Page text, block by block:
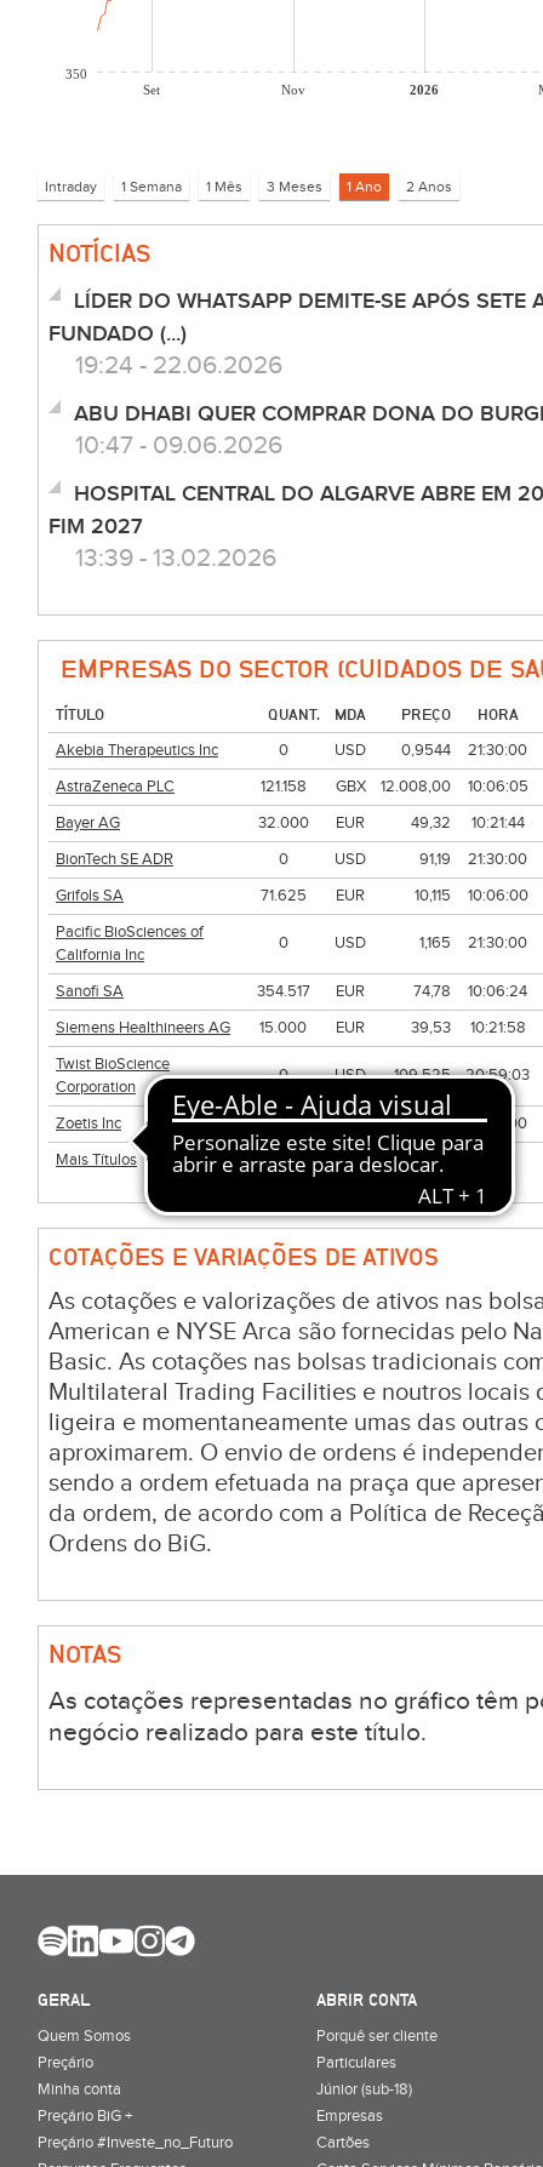
Set Nov 2026
350
NOTÍCIAS
LÍDER DO WHATSAPP DEMITE-SE APÓS SETE
FUNDADO (...)
19:24 - 22.06.2026
ABU DHABI QUER COMPRAR DONA DO
10:47 - 09.06.2026
HOSPITAL CENTRAL DO ALGARVE ABRE EM
FIM 2027
13:39 - 13.02.2026
EMPRESAS DO SECTOR (CUIDADOS DE
TÍTULO QUANT. MDA PREÇO
HORA
Akebia Therapeutics Inc
0 USD 0,9544
21:30:00
AstraZeneca PLC
121.158 GBX 12.008,00
10:06:05
Bayer AG
32.000 EUR 49,32
10:21:44
BionTech SE ADR
0 USD 91,19
21:30:00
Grifols SA
71.625 EUR 10,115
10:06:00
Pacific BioSciences of
California Inc
0 USD 1,165 21:30:00
Sanofi SA 354.517 EUR 74,78
10:06:24
Siemens Healthineers AG
15.000 EUR 39,53
10:21:58
Twist BioScience
Corporation
0 USD 109,525 20:59:03
Zoetis Inc 9.829.907 USD 77,27
01:04:00
Mais Títulos
COTAÇÕES E VARIAÇÕES DE ATIVOS
As cotações e valorizações de ativos nas
American e NYSE Arca são fornecidas pelo
Basic. As cotações nas bolsas tradicionais
Multilateral Trading Facilities e noutros
ligeira e momentaneamente umas das outras
aproximarem. O envio de ordens é
sendo a ordem efetuada na praça que
da ordem, de acordo com a Política de
Ordens do BiG.
NOTAS
As cotações representadas no gráfico têm
negócio realizado para este título.
GERAL
Quem Somos
Preçário
Minha conta
Preçário BiG +
Preçário #Investe_no_Futuro
ABRIR CONTA
Porquê ser cliente
Particulares
Júnior (sub-18)
Empresas
Cartões